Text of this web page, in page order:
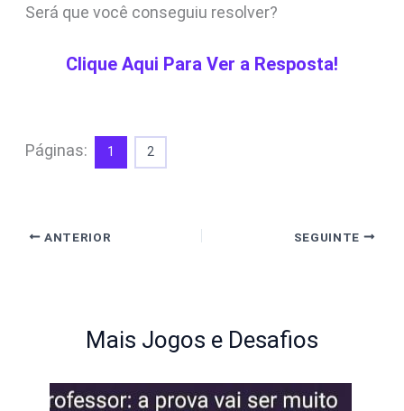
Será que você conseguiu resolver?
Clique Aqui Para Ver a Resposta!
Páginas: 1 2
ANTERIOR SEGUINTE
Mais Jogos e Desafios